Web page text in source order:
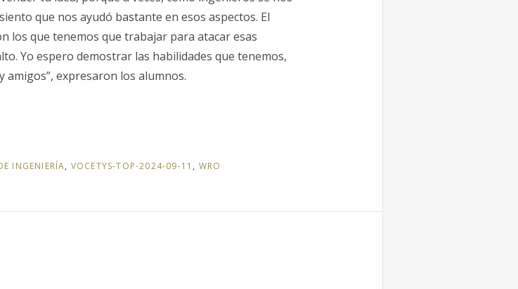
que nos ayudó bastante en esos aspectos. El
los que tenemos que trabajar para atacar esas
Yo espero demostrar las habilidades que tenemos,
amigos”, expresaron los alumnos.
INGENIERÍA, VOCETYS-TOP-2024-09-11 , WRO